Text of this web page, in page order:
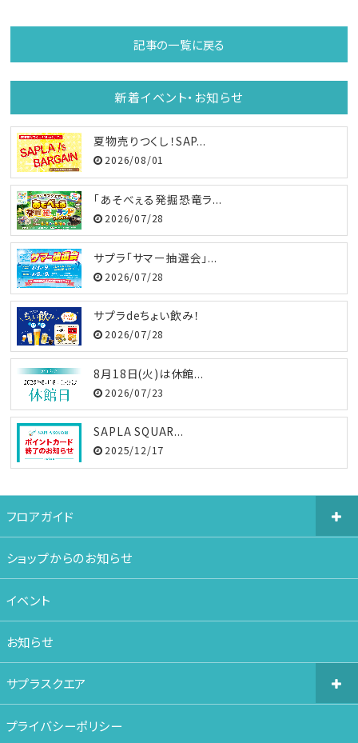
記事の一覧に戻る
新着イベント・お知らせ
夏物売りつくし！SAP...
2026/08/01
「あそべぇる発掘恐竜ラ...
2026/07/28
サプラ「サマー抽選会」...
2026/07/28
サプラdeちょい飲み！
2026/07/28
8月18日(火)は休館...
2026/07/23
SAPLA SQUAR...
2025/12/17
フロアガイド
ショップからのお知らせ
イベント
お知らせ
サプラスクエア
プライバシーポリシー